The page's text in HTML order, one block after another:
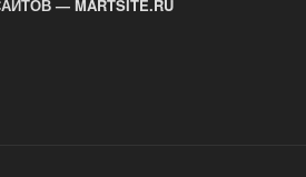
— MARTSITE.RU